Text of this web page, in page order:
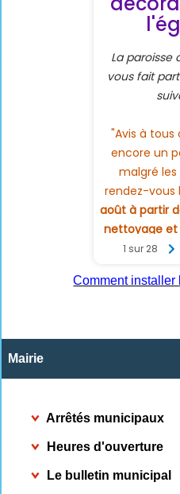
Comment installer
Mairie
Arrêtés municipaux
Heures d'ouverture
Le bulletin municipal